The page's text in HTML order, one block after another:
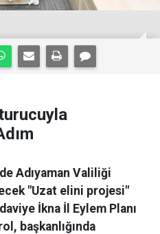
Adıyaman Valiliği
"Uzat elini projesi"
İkna İl Eylem Planı
başkanlığında